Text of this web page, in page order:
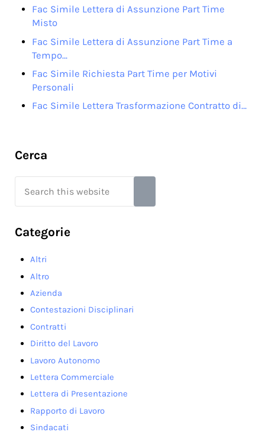
Fac Simile Lettera di Assunzione Part Time
Misto
Fac Simile Lettera di Assunzione Part Time a
Tempo…
Fac Simile Richiesta Part Time per Motivi
Personali
Fac Simile Lettera Trasformazione Contratto di…
Sidebar
Cerca
Categorie
Altri
Altro
Azienda
Contestazioni Disciplinari
Contratti
Diritto del Lavoro
Lavoro Autonomo
Lettera Commerciale
Lettera di Presentazione
Rapporto di Lavoro
Sindacati